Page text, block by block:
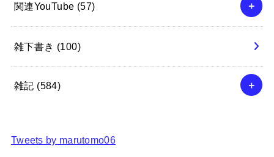
関連YouTube (57)
雑下書き (100)
雑記 (584)
Tweets by marutomo06